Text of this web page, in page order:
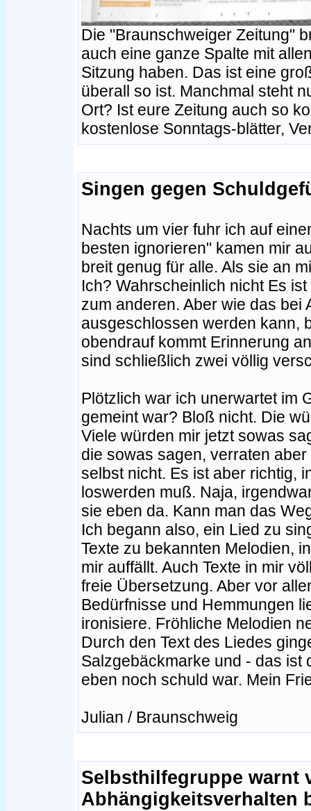
Die "Braunschweiger Zeitung"
auch eine ganze Spalte mit
Sitzung haben. Das ist eine
überall so ist. Manchmal steht
Ort? Ist eure Zeitung auch so
kostenlose Sonntags-blätter,
Singen gegen
Nachts um vier fuhr ich auf
besten ignorieren" kamen mir
breit genug für alle. Als sie an
Ich? Wahrscheinlich nicht Es
zum anderen. Aber wie das bei
ausgeschlossen werden kann,
obendrauf kommt Erinnerung
sind schließlich zwei völlig
Plötzlich war ich unerwartet im
gemeint war? Bloß nicht. Die
Viele würden mir jetzt sowas
die sowas sagen, verraten
selbst nicht. Es ist aber richtig,
loswerden muß. Naja,
sie eben da. Kann man das
Ich begann also, ein Lied zu
Texte zu bekannten Melodien,
mir auffällt. Auch Texte in mir
freie Übersetzung. Aber vor
Bedürfnisse und Hemmungen
ironisiere. Fröhliche Melodien
Durch den Text des Liedes
Salzgebäckmarke und - das ist
eben noch schuld war. Mein
Julian / Braunschweig
Selbsthilfegruppe warnt
Abhängigkeitsverhalten